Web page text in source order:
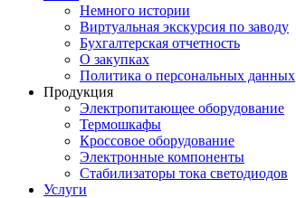
Немного истории
Виртуальная экскурсия по заводу
Бухгалтерская отчетность
О закупках
Политика о персональных данных
Продукция
Электропитающее оборудование
Термошкафы
Кроссовое оборудование
Электронные компоненты
Стабилизаторы тока светодиодов
Услуги